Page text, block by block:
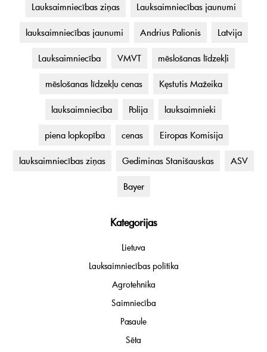
Lauksaimniecības ziņas Lauksaimniecības jaunumi
lauksaimniecības jaunumi Andrius Palionis Latvija
Lauksaimniecība VMVT mēslošanas līdzekļi
mēslošanas līdzekļu cenas Kęstutis Mažeika
lauksaimniecība Polija lauksaimnieki
piena lopkopība cenas Eiropas Komisija
lauksaimniecības ziņas Gediminas Stanišauskas ASV
Bayer
Kategorijas
Lietuva
Lauksaimniecības politika
Agrotehnika
Saimniecība
Pasaule
Sēta